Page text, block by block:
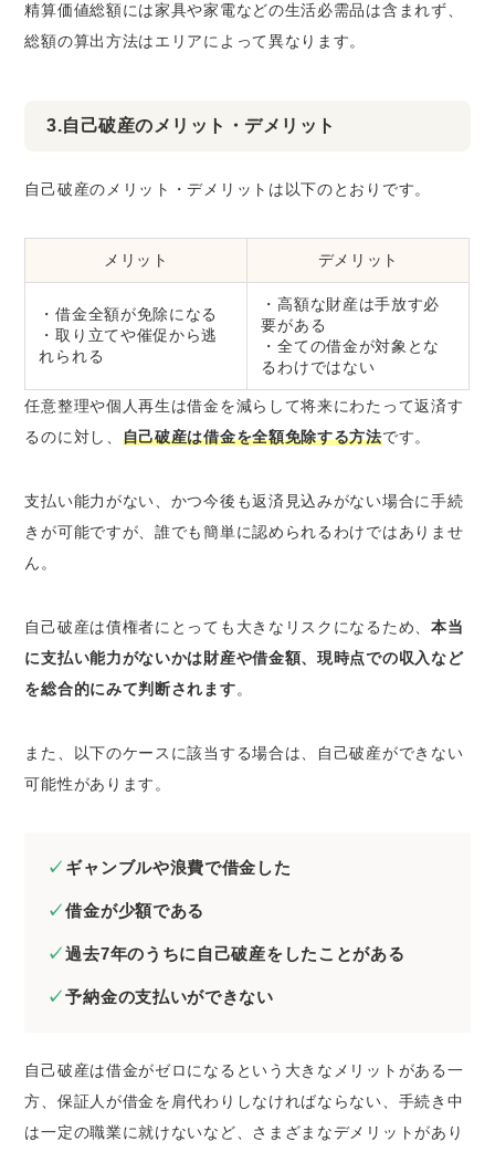
精算価値総額には家具や家電などの生活必需品は含まれず、
総額の算出方法はエリアによって異なります。
3.自己破産のメリット・デメリット
自己破産のメリット・デメリットは以下のとおりです。
メリット デメリット
・借金全額が免除になる
・取り立てや催促から逃
れられる
・高額な財産は手放す必
要がある
・全ての借金が対象とな
るわけではない
任意整理や個人再生は借金を減らして将来にわたって返済す
るのに対し、 自己破産は借金を全額免除する方法です。
支払い能力がない、かつ今後も返済見込みがない場合に手続
きが可能ですが、誰でも簡単に認められるわけではありませ
ん 。
自己破産は債権者にとっても大きなリスクになるため、 本当
に支払い能力がないかは財産や借金額、現時点での収入など
を総合的にみて判断されます。
また、以下のケースに該当する場合は、自己破産ができない
可能性があります。
ギャンブルや浪費で借金した
借金が少額である
過去7年のうちに自己破産をしたことがある
予納金の支払いができない
自己破産は借金がゼロになるという大きなメリットがある一
方、保証人が借金を肩代わりしなければならない、手続き中
は一定の職業に就けないなど、さまざまなデメリットがあり